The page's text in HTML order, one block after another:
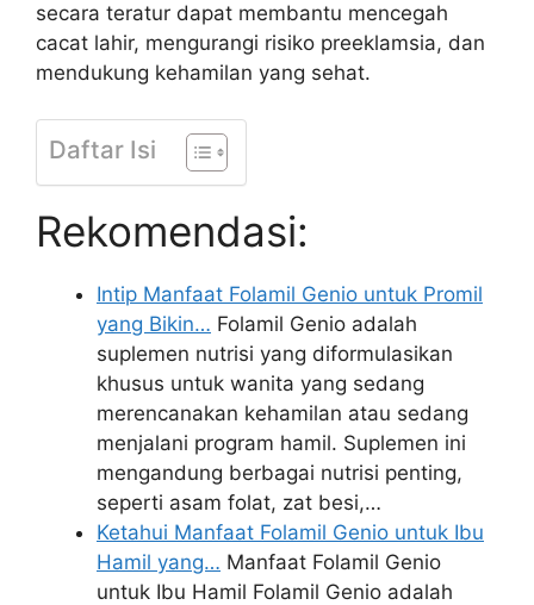
secara teratur dapat membantu mencegah
cacat lahir, mengurangi risiko preeklamsia, dan
mendukung kehamilan yang sehat.
Daftar Isi
Rekomendasi:
Intip Manfaat Folamil Genio untuk Promil
yang Bikin… Folamil Genio adalah
suplemen nutrisi yang diformulasikan
khusus untuk wanita yang sedang
merencanakan kehamilan atau sedang
menjalani program hamil. Suplemen ini
mengandung berbagai nutrisi penting,
seperti asam folat, zat besi,…
Ketahui Manfaat Folamil Genio untuk Ibu
Hamil yang… Manfaat Folamil Genio
untuk Ibu Hamil Folamil Genio adalah